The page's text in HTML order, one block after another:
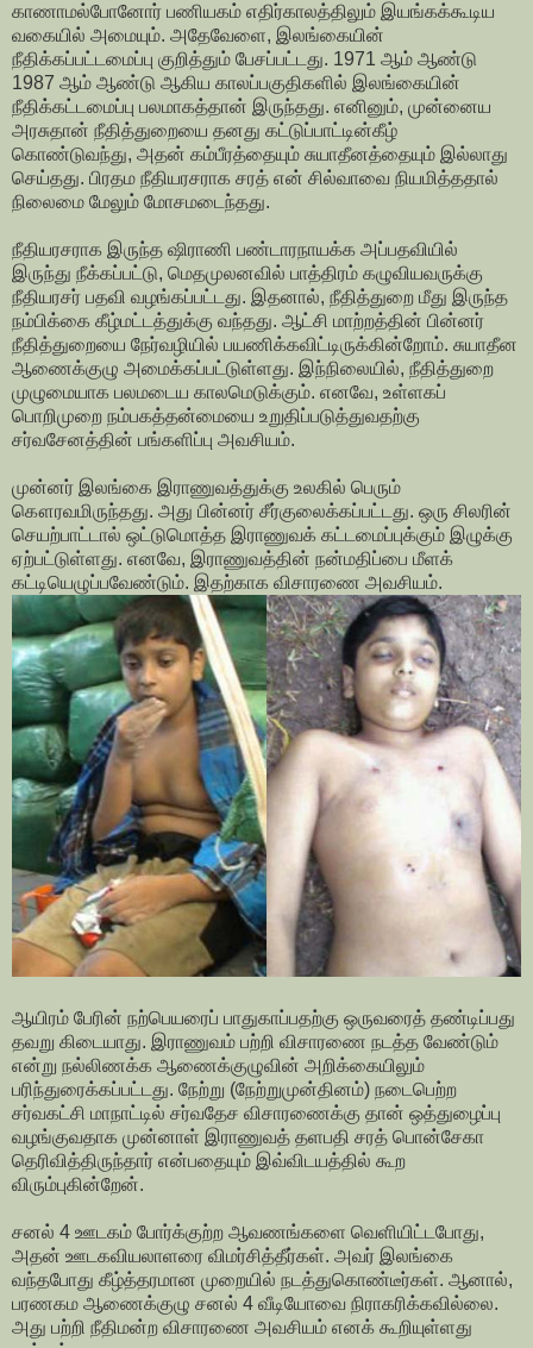
காணாமல்போனோர் பணியகம் எதிர்காலத்திலும் இயங்கக்கூடிய
வகையில் அமையும். அதேவேளை, இலங்கையின்
நீதிக்கப்பட்டமைப்பு குறித்தும் பேசப்பட்டது. 1971 ஆம் ஆண்டு
1987 ஆம் ஆண்டு ஆகிய காலப்பகுதிகளில் இலங்கையின்
நீதிக்கட்டமைப்பு பலமாகத்தான் இருந்தது. எனினும், முன்னைய
அரசுதான் நீதித்துறையை தனது கட்டுப்பாட்டின்கீழ்
கொண்டுவந்து, அதன் கம்பீரத்தையும் சுயாதீனத்தையும் இல்லாது
செய்தது. பிரதம நீதியரசராக சரத் என் சில்வாவை நியமித்ததால்
நிலைமை மேலும் மோசமடைந்தது.
நீதியரசராக இருந்த ஷிராணி பண்டாரநாயக்க அப்பதவியில்
இருந்து நீக்கப்பட்டு, மெதமுலனவில் பாத்திரம் கழுவியவருக்கு
நீதியரசர் பதவி வழங்கப்பட்டது. இதனால், நீதித்துறை மீது இருந்த
நம்பிக்கை கீழ்மட்டத்துக்கு வந்தது. ஆட்சி மாற்றத்தின் பின்னர்
நீதித்துறையை நேர்வழியில் பயணிக்கவிட்டிருக்கின்றோம். சுயாதீன
ஆணைக்குழு அமைக்கப்பட்டுள்ளது. இந்நிலையில், நீதித்துறை
முழுமையாக பலமடைய காலமெடுக்கும். எனவே, உள்ளகப்
பொறிமுறை நம்பகத்தன்மையை உறுதிப்படுத்துவதற்கு
சர்வசேனத்தின் பங்களிப்பு அவசியம்.
முன்னர் இலங்கை இராணுவத்துக்கு உலகில் பெரும்
கௌரவமிருந்தது. அது பின்னர் சீர்குலைக்கப்பட்டது. ஒரு சிலரின்
செயற்பாட்டால் ஒட்டுமொத்த இராணுவக் கட்டமைப்புக்கும் இழுக்கு
ஏற்பட்டுள்ளது. எனவே, இராணுவத்தின் நன்மதிப்பை மீளக்
கட்டியெழுப்பவேண்டும். இதற்காக விசாரணை அவசியம்.
ஆயிரம் பேரின் நற்பெயரைப் பாதுகாப்பதற்கு ஒருவரைத் தண்டிப்பது
தவறு கிடையாது. இராணுவம் பற்றி விசாரணை நடத்த வேண்டும்
என்று நல்லிணக்க ஆணைக்குழுவின் அறிக்கையிலும்
பரிந்துரைக்கப்பட்டது. நேற்று (நேற்றுமுன்தினம்) நடைபெற்ற
சர்வகட்சி மாநாட்டில் சர்வதேச விசாரணைக்கு தான் ஒத்துழைப்பு
வழங்குவதாக முன்னாள் இராணுவத் தளபதி சரத் பொன்சேகா
தெரிவித்திருந்தார் என்பதையும் இவ்விடயத்தில் கூற
விரும்புகின்றேன்.
சனல் 4 ஊடகம் போர்க்குற்ற ஆவணங்களை வெளியிட்டபோது,
அதன் ஊடகவியலாளரை விமர்சித்தீர்கள். அவர் இலங்கை
வந்தபோது கீழ்த்தரமான முறையில் நடத்துகொண்டீர்கள். ஆனால்,
பரணகம ஆணைக்குழு சனல் 4 வீடியோவை நிராகரிக்கவில்லை.
அது பற்றி நீதிமன்ற விசாரணை அவசியம் எனக் கூறியுள்ளது